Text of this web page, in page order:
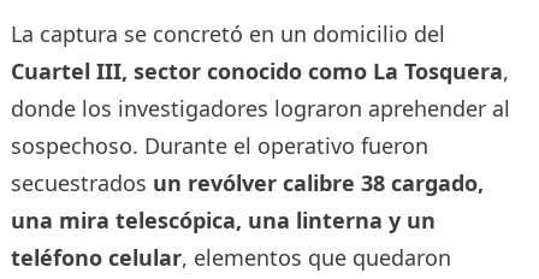
La captura se concretó en un domicilio del
Cuartel III, sector conocido como La Tosquera,
donde los investigadores lograron aprehender al
sospechoso. Durante el operativo fueron
secuestrados un revólver calibre 38 cargado,
una mira telescópica, una linterna y un
teléfono celular, elementos que quedaron